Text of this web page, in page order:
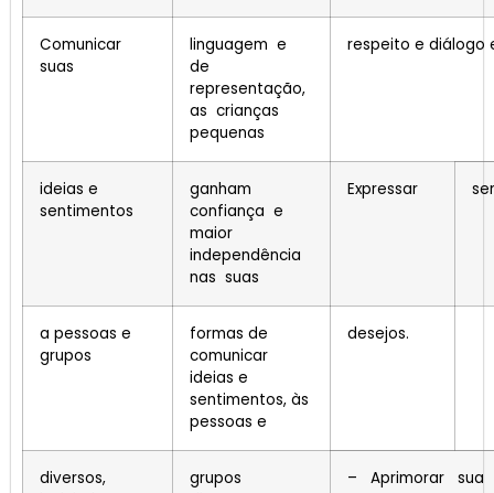
Comunicar
suas
linguagem e
de
representação,
as crianças
pequenas
respeito e diálogo
ideias e
sentimentos
ganham
confiança e
maior
independência
nas suas
Expressar
a pessoas e
grupos
formas de
comunicar
ideias e
sentimentos, às
pessoas e
desejos.
diversos,
grupos
– Aprimorar